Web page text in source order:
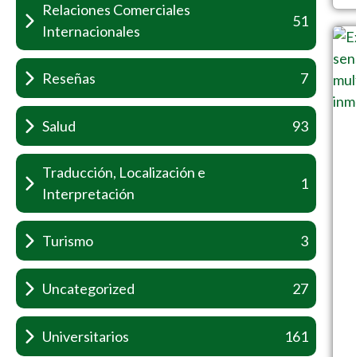
Relaciones Comerciales
Internacionales
51
Reseñas 7
Salud 93
Traducción, Localización e
Interpretación
1
Turismo 3
Uncategorized 27
Universitarios 161